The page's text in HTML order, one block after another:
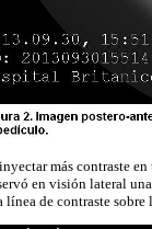
más contraste
en visión lateral
línea de contraste